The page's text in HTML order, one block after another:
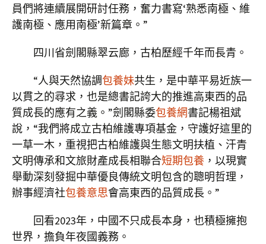
員們將連續展開研討任務，奮力書寫‘熟悉南極、維
護南極、應用南極’新篇章。”
四川省劍閣縣翠云廊，古柏歷經千年而長青。
“人與天然協調包養妹共生，是中華平易近族一
以貫之的尋求，也是總書記誇大的推進高東西的品
質成長的應有之義。”劍閣縣委包養網書記楊祖斌
說，“我們將成立古柏維護專項基金，守護好這里的
一草一木，重視把古柏維護與生態文明扶植、汗青
文明傳承和文旅財產成長相聯合短期包養 ，以現實
舉動深刻發掘中華優良傳統文明包含的聰明哲理，
辦事經濟社包養意思會高東西的品質成長。”
回看2023年，中國不只成長本身，也積極擁抱
世界，擔負年夜國義務。